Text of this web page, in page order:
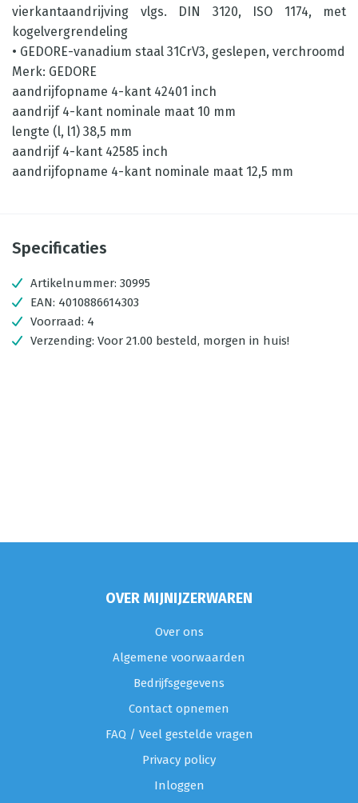
vierkantaandrijving vlgs. DIN 3120, ISO 1174, met
kogelvergrendeling
• GEDORE-vanadium staal 31CrV3, geslepen, verchroomd
Merk: GEDORE
aandrijfopname 4-kant 42401 inch
aandrijf 4-kant nominale maat 10 mm
lengte (l, l1) 38,5 mm
aandrijf 4-kant 42585 inch
aandrijfopname 4-kant nominale maat 12,5 mm
Specificaties
Artikelnummer: 30995
EAN: 4010886614303
Voorraad: 4
Verzending: Voor 21.00 besteld, morgen in huis!
OVER MIJNIJZERWAREN
Over ons
Algemene voorwaarden
Bedrijfsgegevens
Contact opnemen
FAQ / Veel gestelde vragen
Privacy policy
Inloggen